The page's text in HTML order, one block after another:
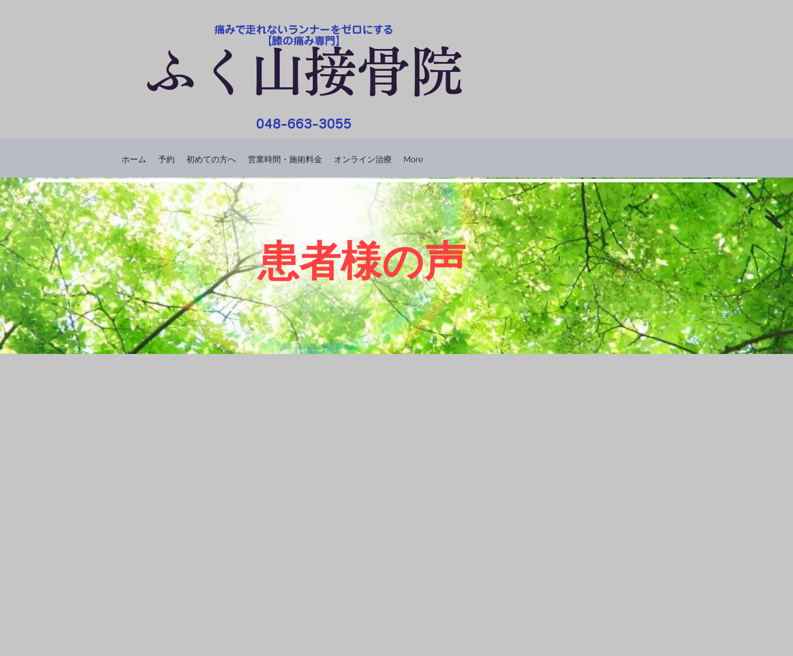
痛みで走れないランナーをゼロにする
​【膝の痛み専門】
ふく山接骨院
048-663-3055
ホーム 予約 初めての方へ 営業時間・施術料金 オンライン治療 More
​患者様の声